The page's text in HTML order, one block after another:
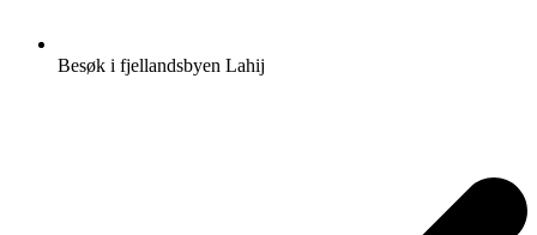
Besøk i fjellandsbyen Lahij